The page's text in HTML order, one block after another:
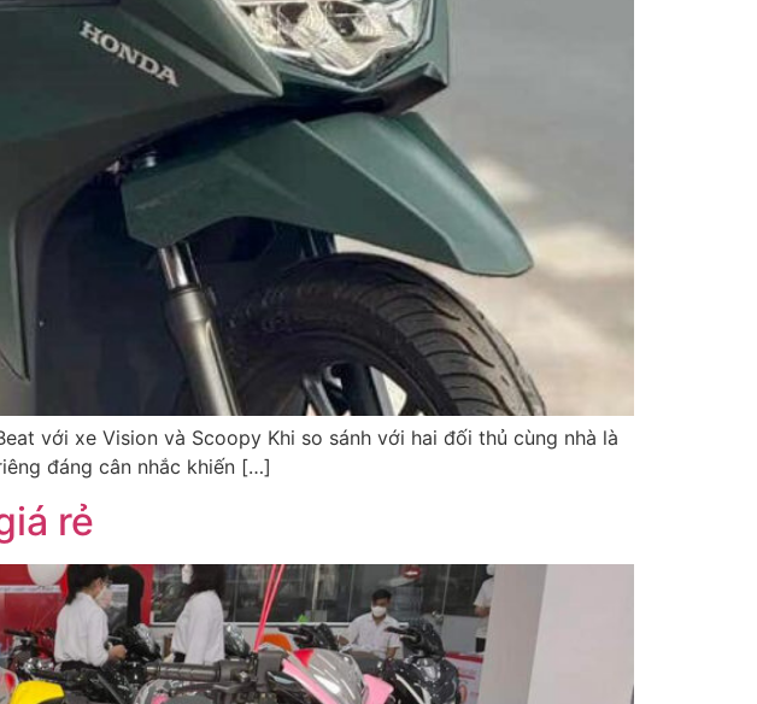
với xe Vision và Scoopy Khi so sánh với hai đối thủ cùng nhà là
đáng cân nhắc khiến […]
rẻ